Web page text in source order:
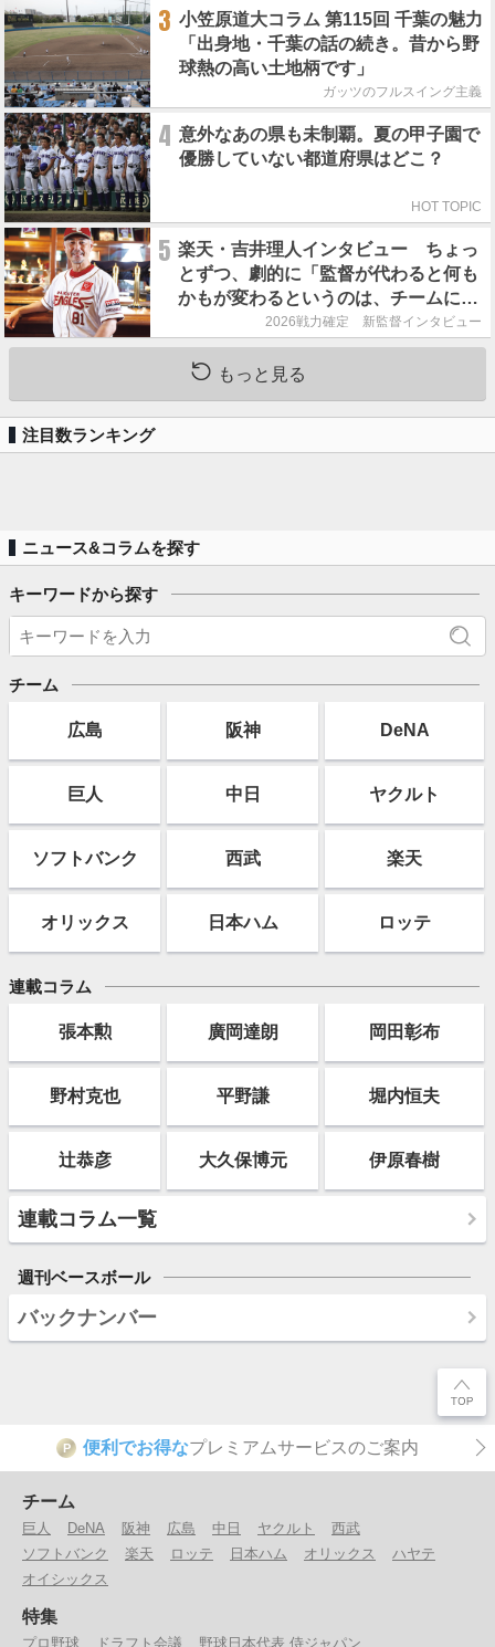
3 小笠原道大コラム 第115回 千葉の魅力
「出身地・千葉の話の続き。昔から野
球熱の高い土地柄です」
ガッツのフルスイング主義
4 意外なあの県も未制覇。夏の甲子園で
優勝していない都道府県はどこ？
HOT TOPIC
5 楽天・吉井理人インタビュー ちょっ
とずつ、劇的に「監督が代わると何も
かもが変わるというのは、チームにと
って良くないことなんです」
2026戦力確定 新監督インタビュー
もっと見る
注目数ランキング
ニュース&コラムを探す
キーワードから探す
チーム
広島 阪神 DeNA
巨人 中日 ヤクルト
ソフトバンク 西武 楽天
オリックス 日本ハム ロッテ
連載コラム
張本勲 廣岡達朗 岡田彰布
野村克也 平野謙 堀内恒夫
辻恭彦 大久保博元 伊原春樹
連載コラム一覧
週刊ベースボール
バックナンバー
P 便利でお得なプレミアムサービスのご案内
チーム
巨人 DeNA 阪神 広島 中日 ヤクルト
西武
ソフトバンク
楽天 ロッテ 日本ハム オリックス
ハヤテ
オイシックス
特集
プロ野球 ドラフト会議 野球日本代表 侍ジャパン